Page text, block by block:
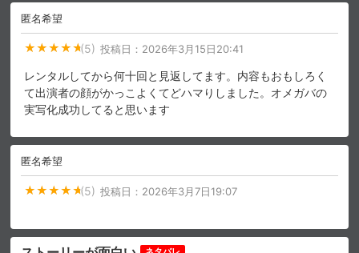
匿名希望
(5) 投稿日： 2026年3月15日20:41
レンタルしてから何十回と見返してます。内容もおもしろく
て出演者の顔がかっこよくてどハマりしました。オメガバの
実写化成功してると思います
匿名希望
(5) 投稿日： 2026年3月7日19:07